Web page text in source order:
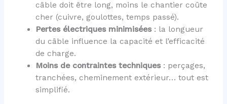
câble doit être long, moins le chantier coûte
cher (cuivre, goulottes, temps passé).
Pertes électriques minimisées: la longueur
du câble influence la capacité et l’efficacité
de charge.
Moins de contraintes techniques: perçages,
tranchées, cheminement extérieur… tout est
simplifié.